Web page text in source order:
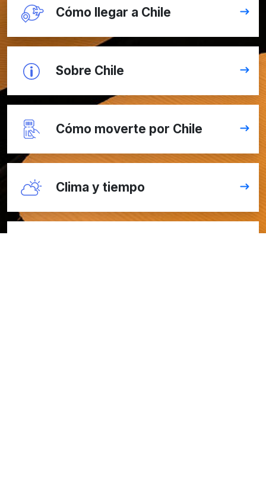
Cómo llegar a Chile
Sobre Chile
Cómo moverte por Chile
Clima y tiempo